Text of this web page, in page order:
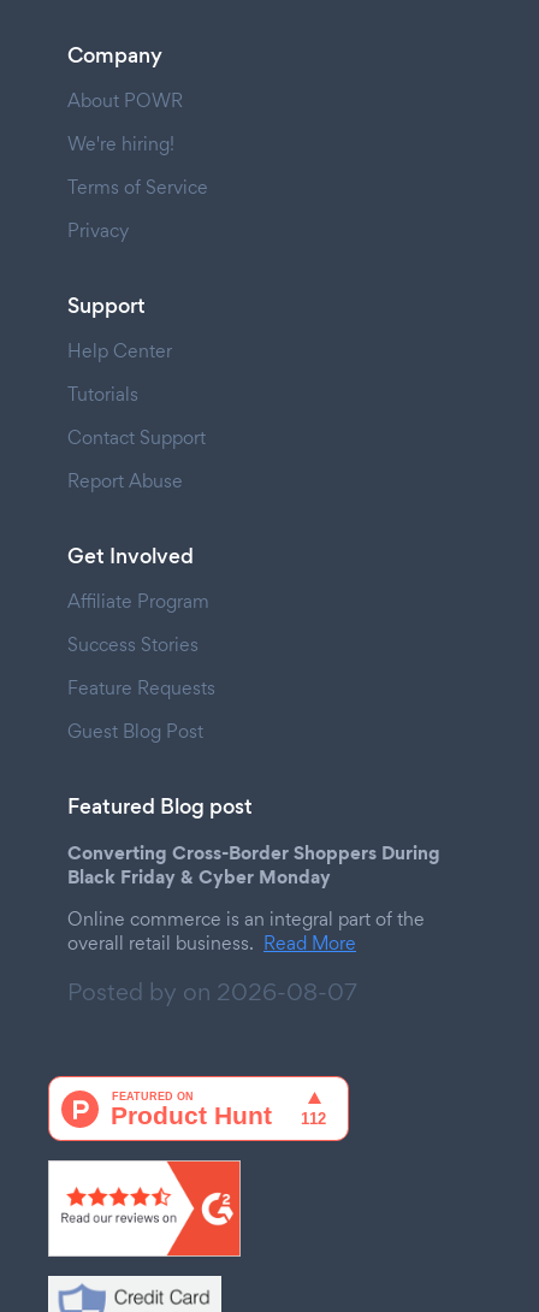
Company
About POWR
We're hiring!
Terms of Service
Privacy
Support
Help Center
Tutorials
Contact Support
Report Abuse
Get Involved
Affiliate Program
Success Stories
Feature Requests
Guest Blog Post
Featured Blog post
Converting Cross-Border Shoppers During
Black Friday & Cyber Monday
Online commerce is an integral part of the
overall retail business. Read More
Posted by on 2026-08-07